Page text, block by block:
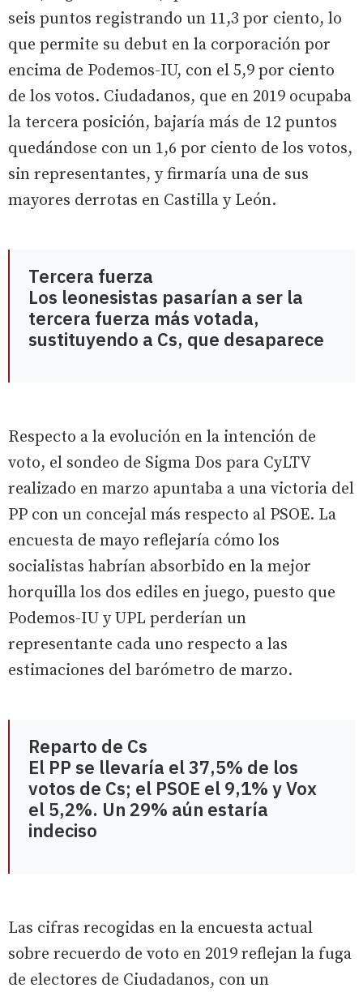
seis puntos registrando un 11,3 por ciento, lo
que permite su debut en la corporación por
encima de Podemos-IU, con el 5,9 por ciento
de los votos. Ciudadanos, que en 2019 ocupaba
la tercera posición, bajaría más de 12 puntos
quedándose con un 1,6 por ciento de los votos,
sin representantes, y firmaría una de sus
mayores derrotas en Castilla y León.
Tercera fuerza
Los leonesistas pasarían a ser la
tercera fuerza más votada,
sustituyendo a Cs, que desaparece
Respecto a la evolución en la intención de
voto, el sondeo de Sigma Dos para CyLTV
realizado en marzo apuntaba a una victoria del
PP con un concejal más respecto al PSOE. La
encuesta de mayo reflejaría cómo los
socialistas habrían absorbido en la mejor
horquilla los dos ediles en juego, puesto que
Podemos-IU y UPL perderían un
representante cada uno respecto a las
estimaciones del barómetro de marzo.
Reparto de Cs
El PP se llevaría el 37,5% de los
votos de Cs; el PSOE el 9,1% y Vox
el 5,2%. Un 29% aún estaría
indeciso
Las cifras recogidas en la encuesta actual
sobre recuerdo de voto en 2019 reflejan la fuga
de electores de Ciudadanos, con un